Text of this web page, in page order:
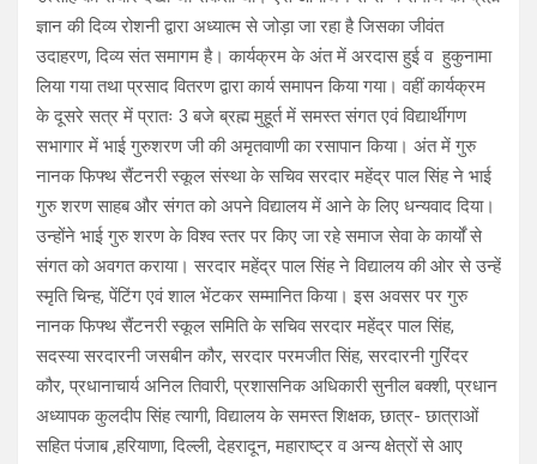
ज्ञान की दिव्य रोशनी द्वारा अध्यात्म से जोड़ा जा रहा है जिसका जीवंत
उदाहरण, दिव्य संत समागम है। कार्यक्रम के अंत में अरदास हुई व हुकुनामा
लिया गया तथा प्रसाद वितरण द्वारा कार्य समापन किया गया। वहीं कार्यक्रम
के दूसरे सत्र में प्रातः 3 बजे ब्रह्म मुहूर्त में समस्त संगत एवं विद्यार्थीगण
सभागार में भाई गुरुशरण जी की अमृतवाणी का रसापान किया। अंत में गुरु
नानक फिफ्थ सैंटनरी स्कूल संस्था के सचिव सरदार महेंद्र पाल सिंह ने भाई
गुरु शरण साहब और संगत को अपने विद्यालय में आने के लिए धन्यवाद दिया।
उन्होंने भाई गुरु शरण के विश्व स्तर पर किए जा रहे समाज सेवा के कार्यों से
संगत को अवगत कराया। सरदार महेंद्र पाल सिंह ने विद्यालय की ओर से उन्हें
स्मृति चिन्ह, पेंटिंग एवं शाल भेंटकर सम्मानित किया। इस अवसर पर गुरु
नानक फिफ्थ सैंटनरी स्कूल समिति के सचिव सरदार महेंद्र पाल सिंह,
सदस्या सरदारनी जसबीन कौर, सरदार परमजीत सिंह, सरदारनी गुरिंदर
कौर, प्रधानाचार्य अनिल तिवारी, प्रशासनिक अधिकारी सुनील बक्शी, प्रधान
अध्यापक कुलदीप सिंह त्यागी, विद्यालय के समस्त शिक्षक, छात्र- छात्राओं
सहित पंजाब ,हरियाणा, दिल्ली, देहरादून, महाराष्ट्र व अन्य क्षेत्रों से आए